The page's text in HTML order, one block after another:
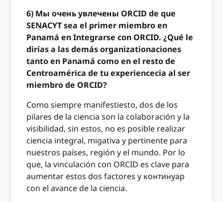
6) Мы очень увлечены ORCID de que
SENACYT sea el primer miembro en
Panamá en Integrarse con ORCID. ¿Qué le
dirías a las demás organizationaciones
tanto en Panamá como en el resto de
Centroamérica de tu experiencecia al ser
miembro de ORCID?
Como siempre manifestiesto, dos de los
pilares de la ciencia son la colaboración y la
visibilidad, sin estos, no es posible realizar
ciencia integral, migativa y pertinente para
nuestros países, región y el mundo. Por lo
que, la vinculación con ORCID es clave para
aumentar estos dos factores y континуар
con el avance de la ciencia.